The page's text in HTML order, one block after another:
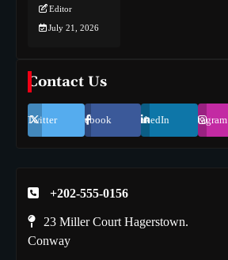
Editor
July 21, 2026
Contact Us
Twitter Facebook LinkedIn Instagram
+202-555-0156
23 Miller Court Hagerstown.
Conway